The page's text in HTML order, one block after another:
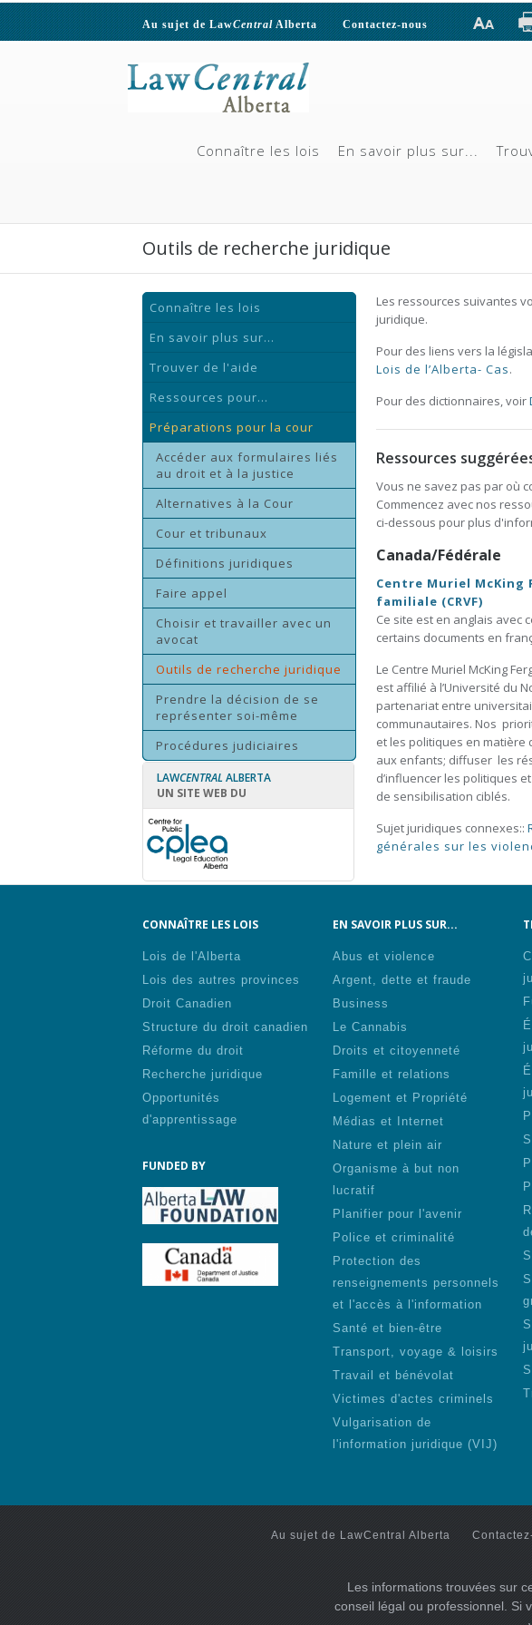
Au sujet de LawCentralAlberta Contactez-nous
Connaître les lois En savoir plus sur...
Outils de recherche juridique
Connaître les lois
En savoir plus sur...
Trouver de l'aide
Ressources pour...
Préparations pour la cour
Accéder aux formulaires liés
au droit et à la justice
Alternatives à la Cour
Cour et tribunaux
Définitions juridiques
Faire appel
Choisir et travailler avec un
avocat
Outils de recherche juridique
Prendre la décision de se
représenter soi-même
Procédures judiciaires
LAWCENTRAL ALBERTA
UN SITE WEB DU
Les ressources suivantes
juridique.
Pour des liens vers la
Lois de l’Alberta- Cas.
Pour des dictionnaires, voir
Ressources
Vous ne savez pas par où
Commencez avec nos
ci-dessous pour plus
Canada/Fédérale
Centre Muriel McKing
familiale (CRVF)
Ce site est en anglais avec
certains documents en
Le Centre Muriel McKing
est affilié à l’Université du
partenariat entre
communautaires. Nos
et les politiques en matière
aux enfants; diffuser les
d’influencer les politiques
de sensibilisation ciblés.
Sujet juridiques connexes::
générales sur les
CONNAÎTRE LES LOIS
Lois de l'Alberta
Lois des autres provinces
Droit Canadien
Structure du droit canadien
Réforme du droit
Recherche juridique
Opportunités
d'apprentissage
FUNDED BY
EN SAVOIR PLUS SUR...
Abus et violence
Argent, dette et fraude
Business
Le Cannabis
Droits et citoyenneté
Famille et relations
Logement et Propriété
Médias et Internet
Nature et plein air
Organisme à but non
lucratif
Planifier pour l'avenir
Police et criminalité
Protection des
renseignements personnels
et l'accès à l'information
Santé et bien-être
Transport, voyage & loisirs
Travail et bénévolat
Victimes d'actes criminels
Vulgarisation de
l'information juridique (VIJ)
Au sujet de LawCentral Alberta
Les informations trouvées sur
conseil légal ou professionnel. Si